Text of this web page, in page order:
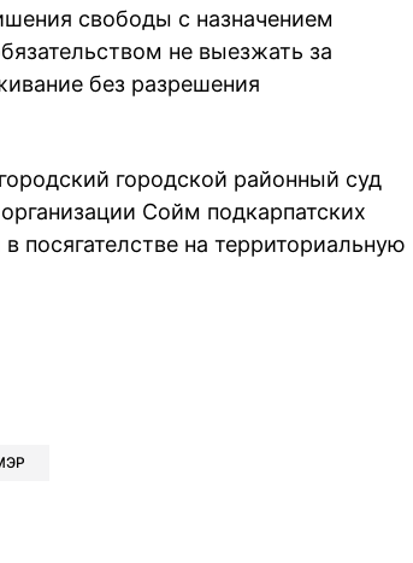
свободы с назначением
не выезжать за
без разрешения
городской районный суд
Сойм подкарпатских
на территориальную
LinkedIn
news